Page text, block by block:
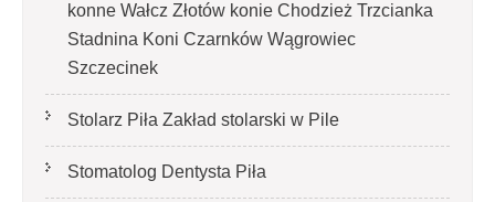
konne Wałcz Złotów konie Chodzież Trzcianka
Stadnina Koni Czarnków Wągrowiec
Szczecinek
Stolarz Piła Zakład stolarski w Pile
Stomatolog Dentysta Piła